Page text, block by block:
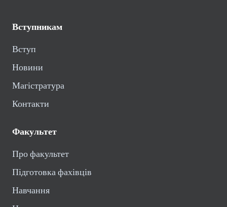
Вступникам
Вступ
Новини
Магістратура
Контакти
Факультет
Про факультет
Підготовка фахівців
Навчання